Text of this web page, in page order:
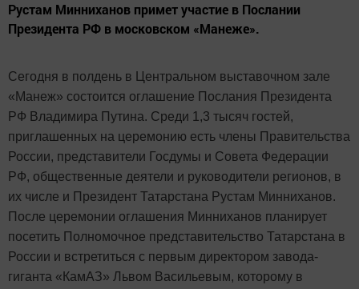
Рустам Минниханов примет участие в Послании
Президента РФ в московском «Манеже».
Сегодня в полдень в Центральном выставочном зале
«Манеж» состоится оглашение Послания Президента
РФ Владимира Путина. Среди 1,3 тысяч гостей,
приглашенных на церемонию есть члены Правительства
России, представители Госдумы и Совета Федерации
РФ, общественные деятели и руководители регионов, в
их числе и Президент Татарстана Рустам Минниханов.
После церемонии оглашения Минниханов планирует
посетить Полномочное представительство Татарстана в
России и встретиться с первым директором завода-
гиганта «КамАЗ» Львом Васильевым, которому в